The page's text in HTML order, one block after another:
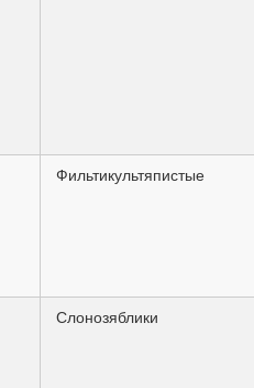
Фильтикультяпистые
Слонозяблики